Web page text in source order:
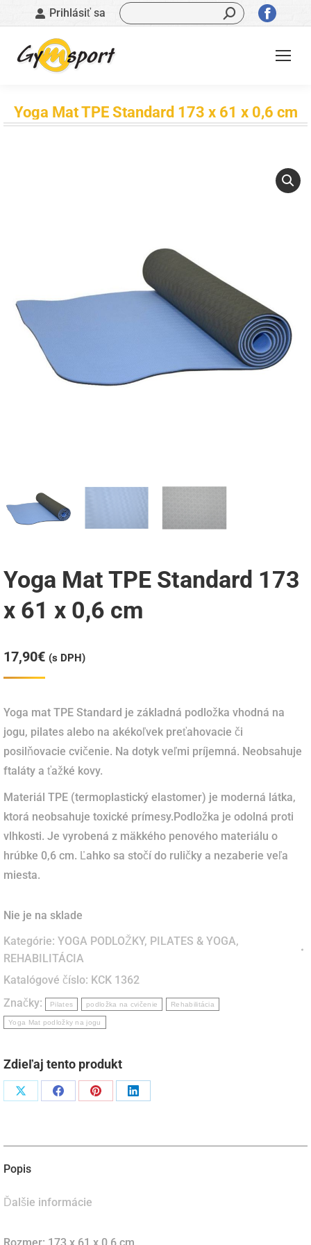
Prihlásiť sa Vyhľadávanie:
sa
otvorí
Yoga Mat TPE Standard 173 x 61 x 0,6 cm
Yoga Mat TPE Standard 173
x 61 x 0,6 cm
17,90€ (s DPH)
Yoga mat TPE Standard je základná podložka vhodná na
jogu, pilates alebo na akékoľvek preťahovacie či
posilňovacie cvičenie. Na dotyk veľmi príjemná. Neobsahuje
ftaláty a ťažké kovy.
Materiál TPE (termoplastický elastomer) je moderná látka,
ktorá neobsahuje toxické prímesy.Podložka je odolná proti
vlhkosti. Je vyrobená z mäkkého penového materiálu o
hrúbke 0,6 cm. Ľahko sa stočí do ruličky a nezaberie veľa
miesta.
Nie je na sklade
Kategórie: YOGA PODLOŽKY, PILATES & YOGA,
REHABILITÁCIA
Katalógové číslo: KCK 1362
Značky:
Pilates podložka na cvičenie Rehabilitácia
Yoga Mat podložky na jogu
Zdieľaj tento produkt
Podiel Podiel Podiel Podiel
Popis
Ďalšie informácie